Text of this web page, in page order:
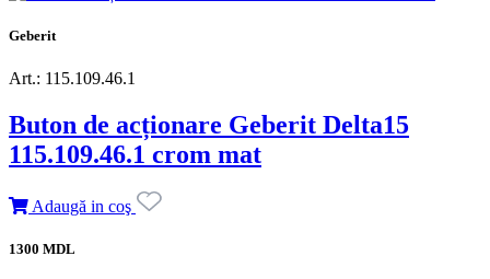
Geberit
Art.: 115.109.46.1
Buton de acționare Geberit Delta15
115.109.46.1 crom mat
Adaugă in coş
1300 MDL